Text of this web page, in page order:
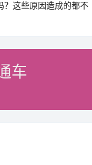
？这些原因造成的都不
车